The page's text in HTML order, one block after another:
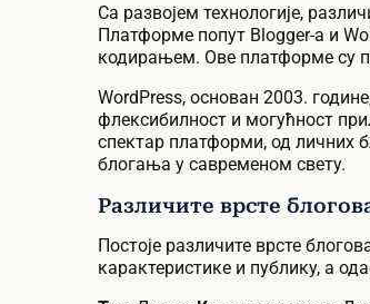
Са развојем технологије,
Платформе попут Blogger-а и
кодирањем. Ове платформе су
WordPress, основан 2003.
флексибилност и могућност
спектар платформи, од личних
блогања у савременом свету.
Различите врсте
Постоје различите врсте
карактеристике и публику, а